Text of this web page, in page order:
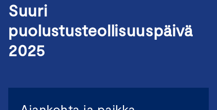
Suuri
puolustusteollisuuspäivä
2025